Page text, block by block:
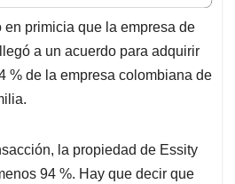
e
a
d
s
primicia que la empresa de
a un acuerdo para adquirir
% de la empresa colombiana de
la propiedad de Essity
94 %. Hay que decir que